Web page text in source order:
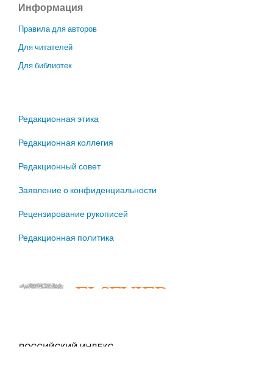
Информация
Правила для авторов
Для читателей
Для библиотек
Редакционная этика
Редакционная коллегия
Редакционный совет
Заявление о конфиденциальности
Рецензирование рукописей
Редакционная политика